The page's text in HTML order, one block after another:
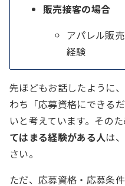
販売接客の場合
アパレル販
経験
先ほどもお話したように
わち「応募資格にできる
いと考えています。そのた
てはまる経験がある人は
さい。
ただ、応募資格・応募条